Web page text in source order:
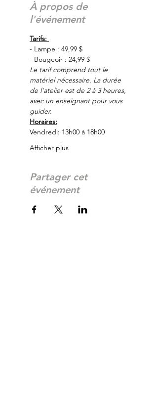
À propos de
l'événement
Tarifs:
- Lampe : 49,99 $
- Bougeoir : 24,99 $
Le tarif comprend tout le
matériel nécessaire. La durée
de l'atelier est de 2 à 3 heures,
avec un enseignant pour vous
guider.
Horaires:
Vendredi: 13h00 à 18h00
Afficher plus
Partager cet
événement